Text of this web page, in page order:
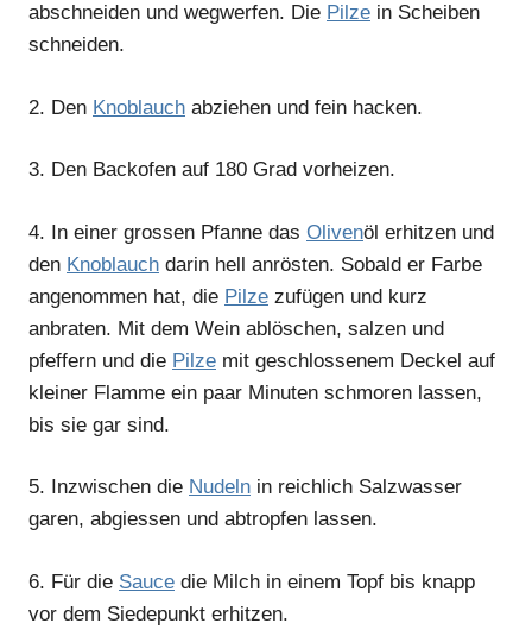
abschneiden und wegwerfen. Die Pilze in Scheiben
schneiden.
2. Den Knoblauch abziehen und fein hacken.
3. Den Backofen auf 180 Grad vorheizen.
4. In einer grossen Pfanne das Olivenöl erhitzen und
den Knoblauch darin hell anrösten. Sobald er Farbe
angenommen hat, die Pilze zufügen und kurz
anbraten. Mit dem Wein ablöschen, salzen und
pfeffern und die Pilze mit geschlossenem Deckel auf
kleiner Flamme ein paar Minuten schmoren lassen,
bis sie gar sind.
5. Inzwischen die Nudeln in reichlich Salzwasser
garen, abgiessen und abtropfen lassen.
6. Für die Sauce die Milch in einem Topf bis knapp
vor dem Siedepunkt erhitzen.